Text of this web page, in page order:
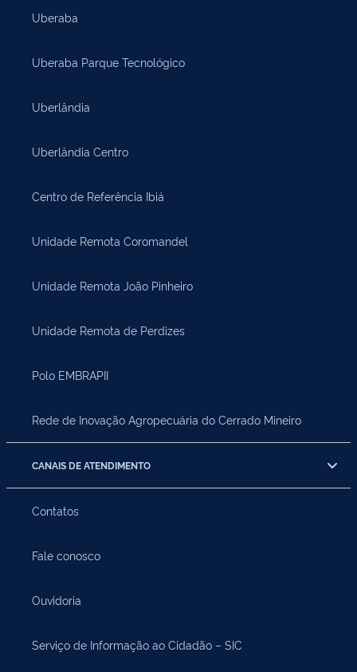
Uberaba
Uberaba Parque Tecnológico
Uberlândia
Uberlândia Centro
Centro de Referência Ibiá
Unidade Remota Coromandel
Unidade Remota João Pinheiro
Unidade Remota de Perdizes
Polo EMBRAPII
Rede de Inovação Agropecuária do Cerrado Mineiro
CANAIS DE ATENDIMENTO
Contatos
Fale conosco
Ouvidoria
Serviço de Informação ao Cidadão – SIC